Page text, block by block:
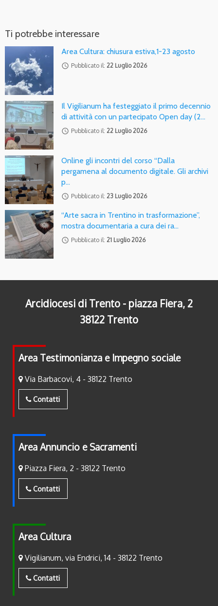
Ti potrebbe interessare
Area Cultura: chiusura estiva,1-23 agosto
access_time Pubblicato il: 22 Luglio 2026
Il Vigilianum ha festeggiato il primo decennio
di attività con un partecipato Open day (2…
access_time Pubblicato il: 22 Luglio 2026
Online gli incontri del corso “Dalla
pergamena al documento digitale. Gli archivi
p…
access_time Pubblicato il: 23 Luglio 2026
“Arte sacra in Trentino in trasformazione”,
mostra documentaria a cura dei ra…
access_time Pubblicato il: 21 Luglio 2026
Arcidiocesi di Trento - piazza Fiera, 2
38122 Trento
Area Testimonianza e Impegno sociale
Via Barbacovi, 4 - 38122 Trento
Contatti
Area Annuncio e Sacramenti
Piazza Fiera, 2 - 38122 Trento
Contatti
Area Cultura
Vigilianum, via Endrici, 14 - 38122 Trento
Contatti